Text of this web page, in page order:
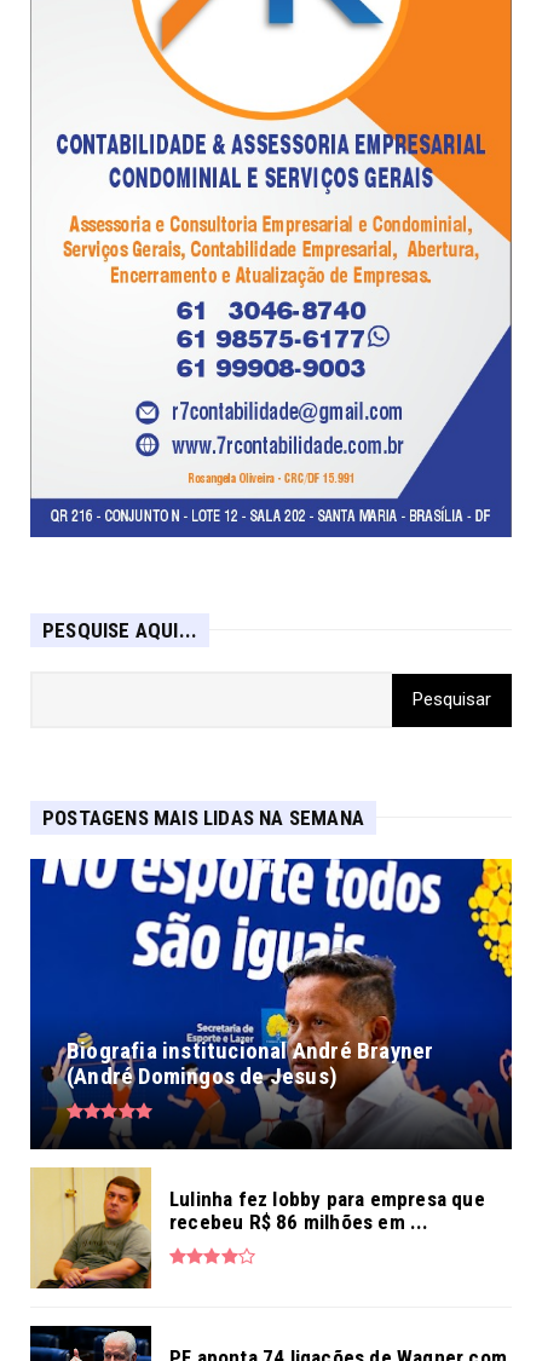
PESQUISE AQUI...
POSTAGENS MAIS LIDAS NA SEMANA
Biografia institucional André Brayner
(André Domingos de Jesus)
Lulinha fez lobby para empresa que
recebeu R$ 86 milhões em ...